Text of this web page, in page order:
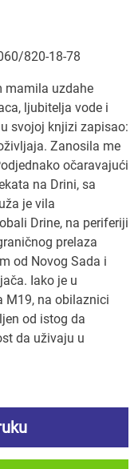
820-18-78
mamila uzdahe
ljubitelja vode i
svojoj knjizi zapisao:
Zanosila me
očaravajući
na Drini, sa
je vila
Drine, na periferiji
prelaza
od Novog Sada i
Iako je u
M19, na obilaznici
od istog da
da uživaju u